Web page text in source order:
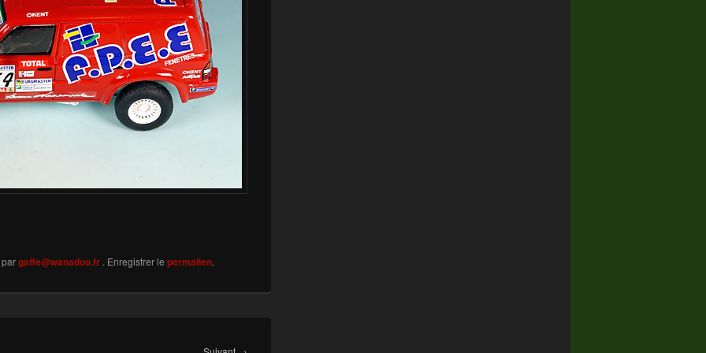
pargaffe@wanadoo.fr . Enregistrer le permalien.